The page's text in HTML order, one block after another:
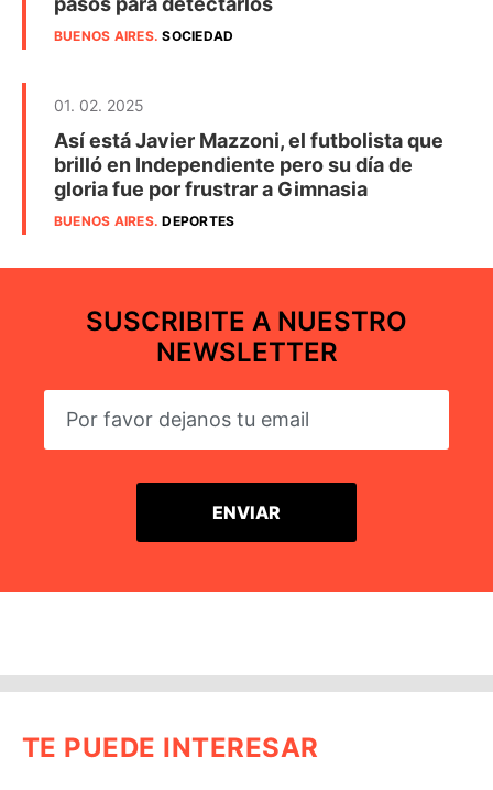
BUENOS AIRES.SOCIEDAD
01. 02. 2025
Así está Javier Mazzoni, el futbolista que
brilló en Independiente pero su día de
gloria fue por frustrar a Gimnasia
BUENOS AIRES.DEPORTES
SUSCRIBITE A NUESTRO
NEWSLETTER
TE PUEDE INTERESAR